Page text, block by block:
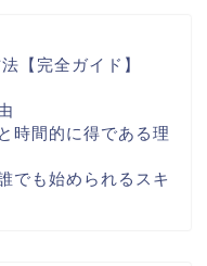
【完全ガイド】
時間的に得である理
でも始められるスキ